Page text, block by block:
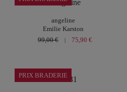
angeline
Emilie Karston
99,00 €
75,90 €
PRIX BRADERIE